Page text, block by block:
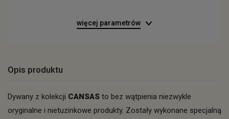
więcej parametrów
Opis produktu
Dywany z kolekcji CANSAS to bez wątpienia niezwykle
oryginalne i nietuzinkowe produkty. Zostały wykonane specjalną